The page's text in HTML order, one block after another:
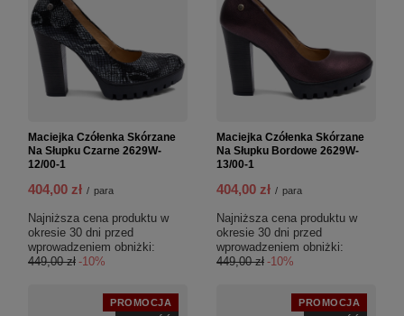
Maciejka Czółenka Skórzane
Na Słupku Czarne 2629W-
12/00-1
404,00 zł / para
Najniższa cena produktu w
okresie 30 dni przed
wprowadzeniem obniżki:
449,00 zł -10%
Maciejka Czółenka Skórzane
Na Słupku Bordowe 2629W-
13/00-1
404,00 zł / para
Najniższa cena produktu w
okresie 30 dni przed
wprowadzeniem obniżki:
449,00 zł -10%
PROMOCJA
PROMOCJA